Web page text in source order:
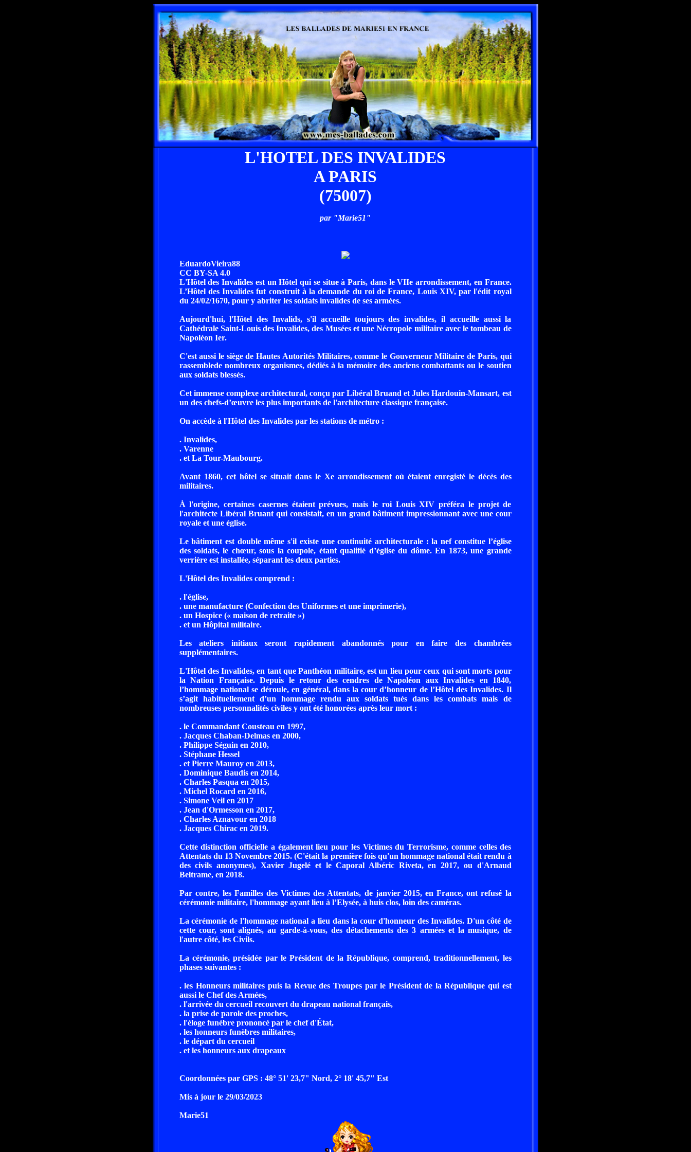
L'HOTEL DES INVALIDES
A PARIS
(75007)
par "Marie51"
EduardoVieira88
CC BY-SA 4.0
L'Hôtel des Invalides est un Hôtel qui se situe à Paris, dans le VIIe arrondissement, en France.
L’Hôtel des Invalides fut construit à la demande du roi de France, Louis XIV, par l'édit royal
du 24/02/1670, pour y abriter les soldats invalides de ses armées.
Aujourd'hui, l'Hôtel des Invalids, s'il accueille toujours des invalides, il accueille aussi la
Cathédrale Saint-Louis des Invalides, des Musées et une Nécropole militaire avec le tombeau de
Napoléon Ier.
C'est aussi le siège de Hautes Autorités Militaires, comme le Gouverneur Militaire de Paris, qui
rassemblede nombreux organismes, dédiés à la mémoire des anciens combattants ou le soutien
aux soldats blessés.
Cet immense complexe architectural, conçu par Libéral Bruand et Jules Hardouin-Mansart, est
un des chefs-d’œuvre les plus importants de l'architecture classique française.
On accède à l'Hôtel des Invalides par les stations de métro :
. Invalides,
. Varenne
. et La Tour-Maubourg.
Avant 1860, cet hôtel se situait dans le Xe arrondissement où étaient enregisté le décès des
militaires.
À l'origine, certaines casernes étaient prévues, mais le roi Louis XIV préféra le projet de
l'architecte Libéral Bruant qui consistait, en un grand bâtiment impressionnant avec une cour
royale et une église.
Le bâtiment est double même s'il existe une continuité architecturale : la nef constitue l’église
des soldats, le chœur, sous la coupole, étant qualifié d’église du dôme. En 1873, une grande
verrière est installée, séparant les deux parties.
L'Hôtel des Invalides comprend :
. l'église,
. une manufacture (Confection des Uniformes et une imprimerie),
. un Hospice (« maison de retraite »)
. et un Hôpital militaire.
Les ateliers initiaux seront rapidement abandonnés pour en faire des chambrées
supplémentaires.
L'Hôtel des Invalides, en tant que Panthéon militaire, est un lieu pour ceux qui sont morts pour
la Nation Française. Depuis le retour des cendres de Napoléon aux Invalides en 1840,
l’hommage national se déroule, en général, dans la cour d’honneur de l’Hôtel des Invalides. Il
s’agit habituellement d’un hommage rendu aux soldats tués dans les combats mais de
nombreuses personnalités civiles y ont été honorées après leur mort :
. le Commandant Cousteau en 1997,
. Jacques Chaban-Delmas en 2000,
. Philippe Séguin en 2010,
. Stéphane Hessel
. et Pierre Mauroy en 2013,
. Dominique Baudis en 2014,
. Charles Pasqua en 2015,
. Michel Rocard en 2016,
. Simone Veil en 2017
. Jean d'Ormesson en 2017,
. Charles Aznavour en 2018
. Jacques Chirac en 2019.
Cette distinction officielle a également lieu pour les Victimes du Terrorisme, comme celles des
Attentats du 13 Novembre 2015. (C'était la première fois qu'un hommage national était rendu à
des civils anonymes), Xavier Jugelé et le Caporal Albéric Riveta, en 2017, ou d'Arnaud
Beltrame, en 2018.
Par contre, les Familles des Victimes des Attentats, de janvier 2015, en France, ont refusé la
cérémonie militaire, l'hommage ayant lieu à l’Elysée, à huis clos, loin des caméras.
La cérémonie de l'hommage national a lieu dans la cour d'honneur des Invalides. D'un côté de
cette cour, sont alignés, au garde-à-vous, des détachements des 3 armées et la musique, de
l'autre côté, les Civils.
La cérémonie, présidée par le Président de la République, comprend, traditionnellement, les
phases suivantes :
. les Honneurs militaires puis la Revue des Troupes par le Président de la République qui est
aussi le Chef des Armées,
. l'arrivée du cercueil recouvert du drapeau national français,
. la prise de parole des proches,
. l'éloge funèbre prononcé par le chef d'État,
. les honneurs funèbres militaires,
. le départ du cercueil
. et les honneurs aux drapeaux
Coordonnées par GPS : 48° 51' 23,7" Nord, 2° 18' 45,7" Est
Mis à jour le 29/03/2023
Marie51